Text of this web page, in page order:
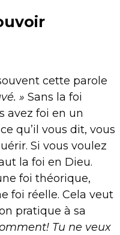
cette parole
» Sans la foi
avez foi en un
qu’il vous dit, vous
Si vous voulez
la foi en Dieu.
foi théorique,
foi réelle. Cela veut
pratique à sa
Tu ne veux